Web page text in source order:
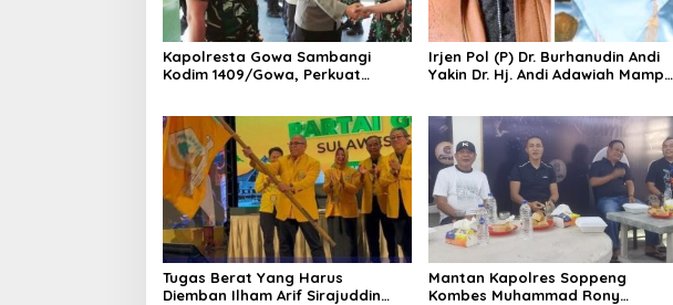
Kapolresta Gowa Sambangi
Kodim 1409/Gowa, Perkuat
Irjen Pol (P) Dr. Burhanudin Andi
Yakin Dr. Hj. Andi Adawiah Mampu
Tugas Berat Yang Harus
Diemban Ilham Arif Sirajuddin
Mantan Kapolres Soppeng
Kombes Muhammad Rony